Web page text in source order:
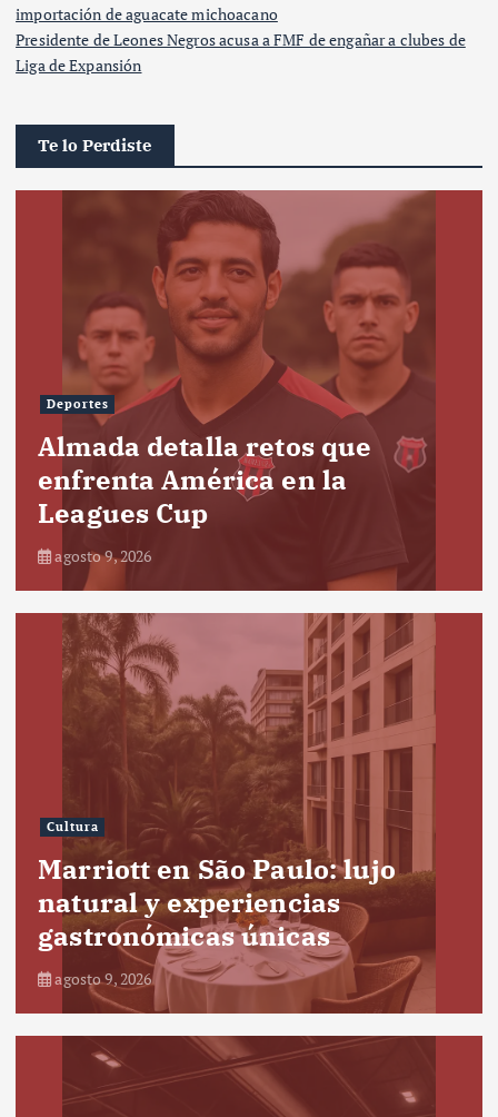
importación de aguacate michoacano
Presidente de Leones Negros acusa a FMF de engañar a clubes de
Liga de Expansión
Te lo Perdiste
Deportes
Almada detalla retos que
enfrenta América en la
Leagues Cup
agosto 9, 2026
Cultura
Marriott en São Paulo: lujo
natural y experiencias
gastronómicas únicas
agosto 9, 2026